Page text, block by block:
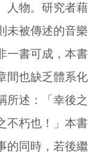
人物。研究者藉
未被傳述的音樂
一書可成，本書
間也缺乏體系化
所述：「幸後之
不朽也！」本書
的同時，若後繼